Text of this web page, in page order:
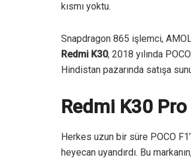
kısmı yoktu.
Snapdragon 865 işlemci,
Redmi K30, 2018 yılında
Hindistan pazarında satışa
Redmi K30
Herkes uzun bir süre POCO
heyecan uyandırdı. Bu